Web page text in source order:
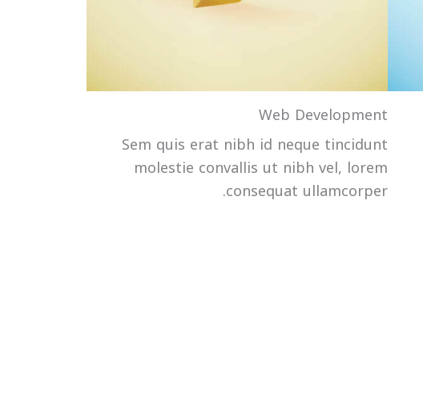
Web Development
Sem quis erat nibh id neque tincidunt
molestie convallis ut nibh vel, lorem
consequat ullamcorper.